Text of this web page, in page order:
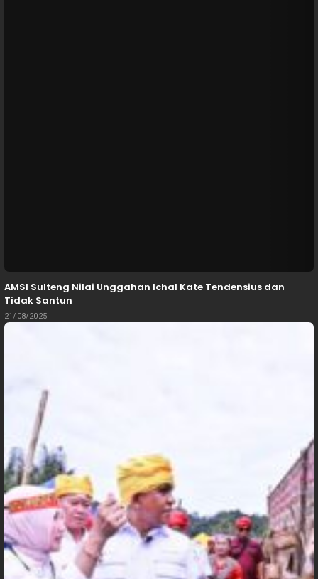
AMSI Sulteng Nilai Unggahan Ichal Kate Tendensius dan
Tidak Santun
21/08/2025